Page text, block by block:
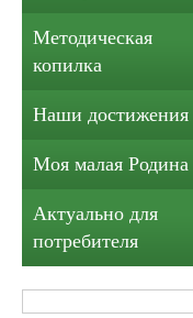
Методическая
копилка
Наши достижения
Моя малая Родина
Актуально для
потребителя